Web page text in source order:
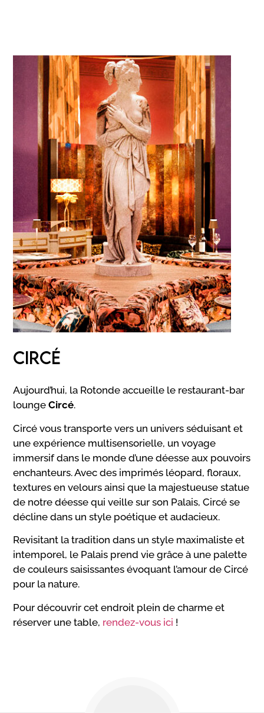
CIRCÉ
Aujourd’hui, la Rotonde accueille le restaurant-bar
loungeCircé.
Circé vous transporte vers un univers séduisant et
une expérience multisensorielle, un voyage
immersif dans le monde d’une déesse aux pouvoirs
enchanteurs. Avec des imprimés léopard, floraux,
textures en velours ainsi que la majestueuse statue
de notre déesse qui veille sur son Palais, Circé se
décline dans un style poétique et audacieux.
Revisitant la tradition dans un style maximaliste et
intemporel, le Palais prend vie grâce à une palette
de couleurs saisissantes évoquant l’amour de Circé
pour la nature.
Pour découvrir cet endroit plein de charme et
réserver une table, rendez-vous ici !